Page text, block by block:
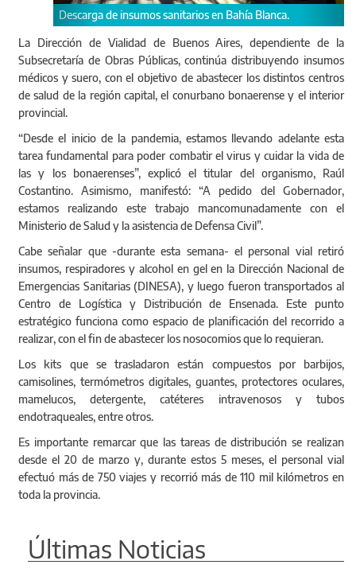
sanitarios en Bahía Blanca.
Entrega de insumos
La Dirección de Vialidad de Buenos Aires, dependiente de la
Subsecretaría de Obras Públicas, continúa distribuyendo insumos
médicos y suero, con el objetivo de abastecer los distintos centros
de salud de la región capital, el conurbano bonaerense y el interior
provincial.
“Desde el inicio de la pandemia, estamos llevando adelante esta
tarea fundamental para poder combatir el virus y cuidar la vida de
las y los bonaerenses”, explicó el titular del organismo, Raúl
Costantino. Asimismo, manifestó: “A pedido del Gobernador,
estamos realizando este trabajo mancomunadamente con el
Ministerio de Salud y la asistencia de Defensa Civil”.
Cabe señalar que -durante esta semana- el personal vial retiró
insumos, respiradores y alcohol en gel en la Dirección Nacional de
Emergencias Sanitarias (DINESA), y luego fueron transportados al
Centro de Logística y Distribución de Ensenada. Este punto
estratégico funciona como espacio de planificación del recorrido a
realizar, con el fin de abastecer los nosocomios que lo requieran.
Los kits que se trasladaron están compuestos por barbijos,
camisolines, termómetros digitales, guantes, protectores oculares,
mamelucos, detergente, catéteres intravenosos y tubos
endotraqueales, entre otros.
Es importante remarcar que las tareas de distribución se realizan
desde el 20 de marzo y, durante estos 5 meses, el personal vial
efectuó más de 750 viajes y recorrió más de 110 mil kilómetros en
toda la provincia.
Últimas Noticias